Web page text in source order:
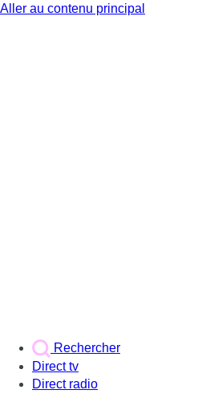
Aller au contenu principal
Rechercher
Direct tv
Direct radio